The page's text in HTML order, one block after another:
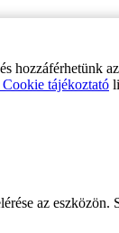
tájékoztató
az eszközön.